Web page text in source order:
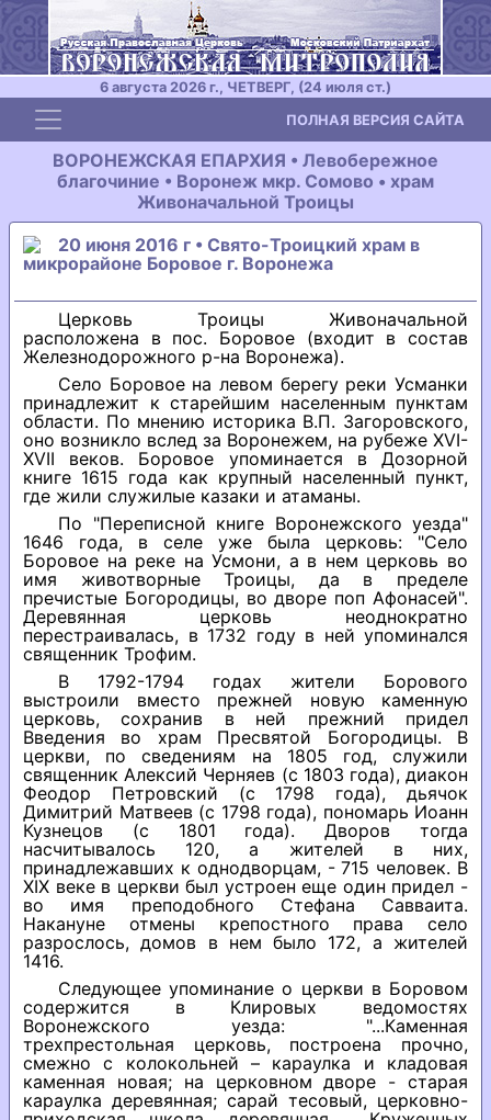
6 августа 2026 г., ЧЕТВЕРГ, (24 июля ст.)
Toggle navigation ПОЛНАЯ ВЕРСИЯ САЙТА
ВОРОНЕЖСКАЯ ЕПАРХИЯ • Левобережное
благочиние • Воронеж мкр. Сомово • храм
Живоначальной Троицы
20 июня 2016 г • Свято-Троицкий храм в
микрорайоне Боровое г. Воронежа
Церковь Троицы Живоначальной
расположена в пос. Боровое (входит в состав
Железнодорожного р-на Воронежа).
Село Боровое на левом берегу реки Усманки
принадлежит к старейшим населенным пунктам
области. По мнению историка В.П. Загоровского,
оно возникло вслед за Воронежем, на рубеже XVI-
XVII веков. Боровое упоминается в Дозорной
книге 1615 года как крупный населенный пункт,
где жили служилые казаки и атаманы.
По "Переписной книге Воронежского уезда"
1646 года, в селе уже была церковь: "Село
Боровое на реке на Усмони, а в нем церковь во
имя животворные Троицы, да в пределе
пречистые Богородицы, во дворе поп Афонасей".
Деревянная церковь неоднократно
перестраивалась, в 1732 году в ней упоминался
священник Трофим.
В 1792-1794 годах жители Борового
выстроили вместо прежней новую каменную
церковь, сохранив в ней прежний придел
Введения во храм Пресвятой Богородицы. В
церкви, по сведениям на 1805 год, служили
священник Алексий Черняев (с 1803 года), диакон
Феодор Петровский (с 1798 года), дьячок
Димитрий Матвеев (с 1798 года), пономарь Иоанн
Кузнецов (с 1801 года). Дворов тогда
насчитывалось 120, а жителей в них,
принадлежавших к однодворцам, - 715 человек. В
XIX веке в церкви был устроен еще один придел -
во имя преподобного Стефана Савваита.
Накануне отмены крепостного права село
разрослось, домов в нем было 172, а жителей
1416.
Следующее упоминание о церкви в Боровом
содержится в Клировых ведомостях
Воронежского уезда: "...Каменная
трехпрестольная церковь, построена прочно,
смежно с колокольней – караулка и кладовая
каменная новая; на церковном дворе - старая
караулка деревянная; сарай тесовый, церковно-